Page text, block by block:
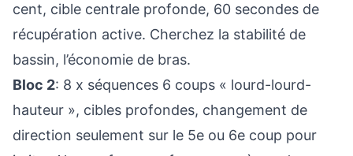
cent, cible centrale profonde, 60 secondes de
récupération active. Cherchez la stabilité de
bassin, l’économie de bras.
Bloc 2: 8 x séquences 6 coups « lourd-lourd-
hauteur », cibles profondes, changement de
direction seulement sur le 5e ou 6e coup pour